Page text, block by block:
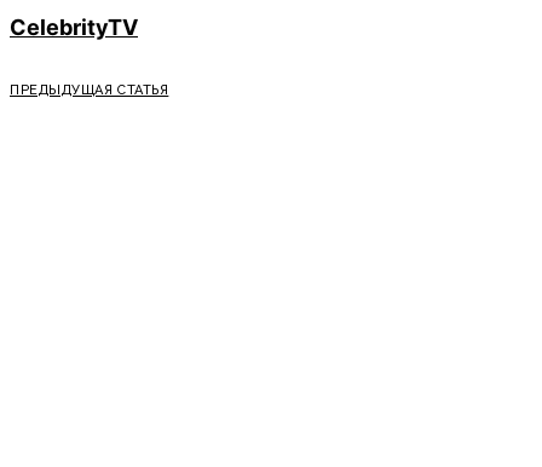
CelebrityTV
ПРЕДЫДУЩАЯ СТАТЬЯ